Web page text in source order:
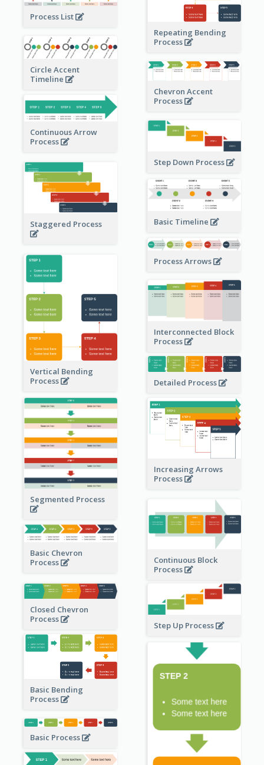
Process List
Repeating Bending
Process
Circle Accent
Timeline
Chevron Accent
Process
Continuous Arrow
Process
Step Down Process
Staggered Process Basic Timeline
Process Arrows
Vertical Bending
Process
Interconnected Block
Process
Detailed Process
Segmented Process
Increasing Arrows
Process
Continuous Block
Process
Basic Chevron
Process
Closed Chevron
Process
Step Up Process
Basic Bending
Process
Basic Process